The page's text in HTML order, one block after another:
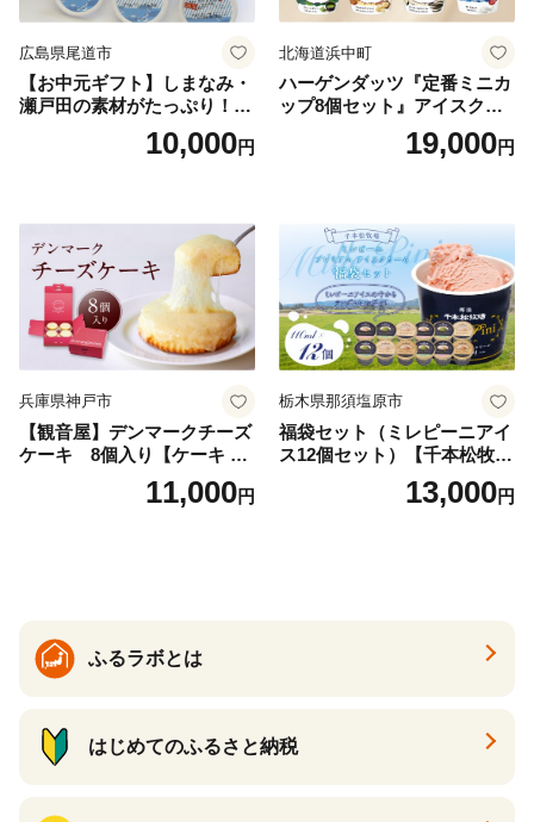
広島県尾道市
【お中元ギフト】しまなみ・
瀬戸田の素材がたっぷり！ジ
10,000円
北海道浜中町
ハーゲンダッツ『定番ミニカ
ップ8個セット』アイスクリ
ーム アイス スイーツ デザー
19,000円
兵庫県神戸市
【観音屋】デンマークチーズ
ケーキ 8個入り【ケーキ チ
ーズケーキ 人気スイーツ お
すすめスイーツ 神戸スイー
11,000円
栃木県那須塩原市
福袋セット（ミレピーニアイ
ス12個セット）【千本松牧
場】 ns025-014-12 【デザー
ト 詰め合わせ ギフト】
13,000円
ふるラボとは
はじめてのふるさと納税